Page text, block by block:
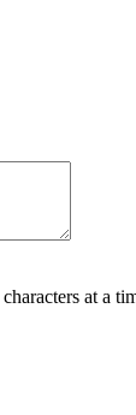
characters at a